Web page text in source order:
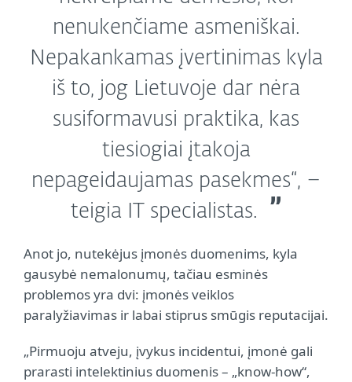
nenukenčiame asmeniškai.
Nepakankamas įvertinimas kyla
iš to, jog Lietuvoje dar nėra
susiformavusi praktika, kas
tiesiogiai įtakoja
nepageidaujamas pasekmes“, –
teigia IT specialistas.
Anot jo, nutekėjus įmonės duomenims, kyla
gausybė nemalonumų, tačiau esminės
problemos yra dvi: įmonės veiklos
paralyžiavimas ir labai stiprus smūgis reputacijai.
„Pirmuoju atveju, įvykus incidentui, įmonė gali
prarasti intelektinius duomenis – „know-how“,